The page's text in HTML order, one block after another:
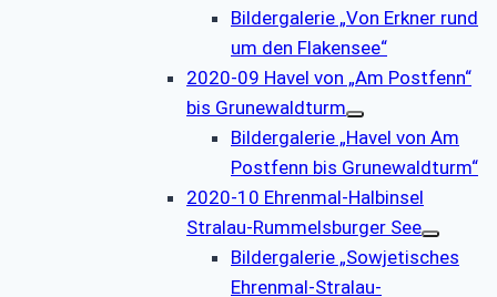
Bildergalerie „Von Erkner rund
um den Flakensee“
2020-09 Havel von „Am Postfenn“
bis Grunewaldturm
Bildergalerie „Havel von Am
Postfenn bis Grunewaldturm“
2020-10 Ehrenmal-Halbinsel
Stralau-Rummelsburger See
Bildergalerie „Sowjetisches
Ehrenmal-Stralau-